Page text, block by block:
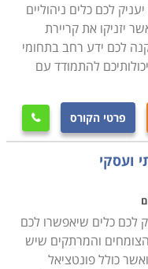
לנווט בין צרכיו של
לבין העובדים
הבניין של החברה
חיובית. לצד יכולות
גם לשלוט בתחומי
העסקים, ולרכוש
להם להוביל את
ממונה ליעדים
של תכניות לימוד
כללי לשני נדבכים
לכם כלים ניהוליים
יזניקו את קריירת
לכם ידע רחב בתחומי
להתמודד עם
פרטי הקורס 
ועסקי
לכם כלים שיאפשרו לכם
והמרתקים שיש
כולל פונטציאל